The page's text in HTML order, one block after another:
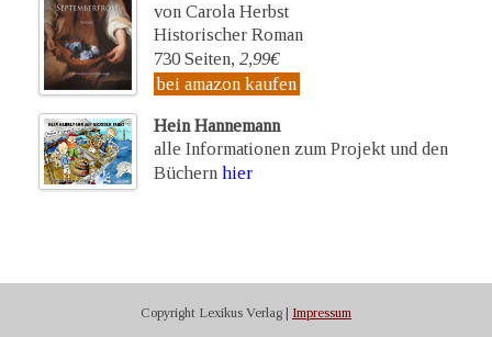
von Carola Herbst
Historischer Roman
730 Seiten, 2,99€
bei amazon kaufen
Hein Hannemann
alle Informationen zum Projekt und den
Büchern hier
Copyright Lexikus Verlag | Impressum